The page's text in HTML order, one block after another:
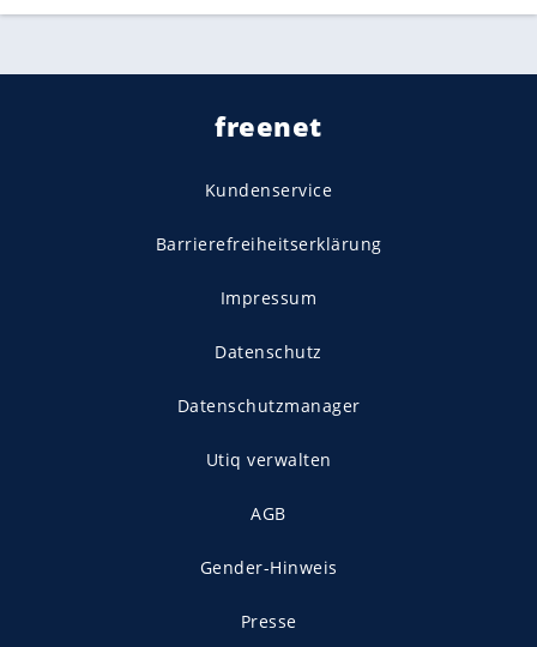
freenet
Kundenservice
Barrierefreiheitserklärung
Impressum
Datenschutz
Datenschutzmanager
Utiq verwalten
AGB
Gender-Hinweis
Presse